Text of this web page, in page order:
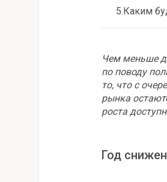
5.Каким
Чем меньше
по поводу
то, что с
рынка
роста
Год